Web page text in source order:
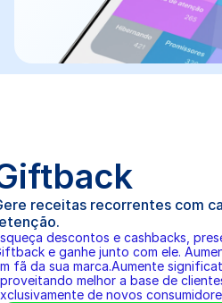
receitas recorrentes com
descontos e cashbacks,
e ganhe junto com ele.
fã da sua marca.Aumente
melhor a base de
de novos